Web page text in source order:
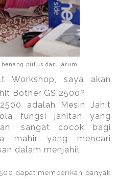
putus dari jarum
Workshop, saya akan
Bother GS 2500?
adalah Mesin Jahit
fungsi jahitan yang
sangat cocok bagi
mahir yang mencari
dalam menjahit.
dapat memberikan banyak